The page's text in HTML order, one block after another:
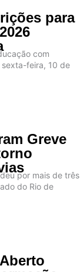
para
com
feira, 10 de
Greve
por mais de três
do Rio de